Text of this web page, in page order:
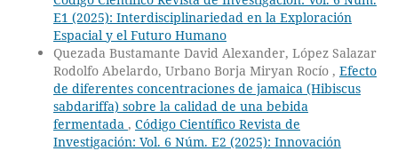
E1 (2025): Interdisciplinariedad en la Exploración
Espacial y el Futuro Humano
Quezada Bustamante David Alexander, López Salazar
Rodolfo Abelardo, Urbano Borja Miryan Rocío , Efecto
de diferentes concentraciones de jamaica (Hibiscus
sabdariffa) sobre la calidad de una bebida
fermentada , Código Científico Revista de
Investigación: Vol. 6 Núm. E2 (2025): Innovación